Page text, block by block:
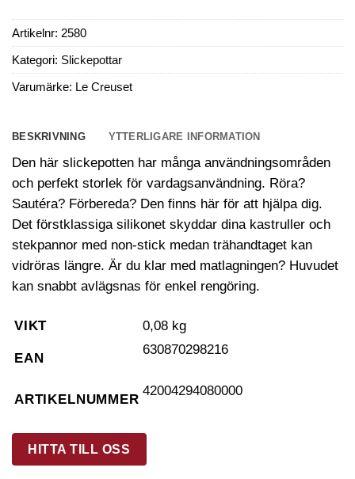
Artikelnr: 2580
Kategori: Slickepottar
Varumärke: Le Creuset
BESKRIVNING YTTERLIGARE INFORMATION
Den här slickepotten har många användningsområden
och perfekt storlek för vardagsanvändning. Röra?
Sautéra? Förbereda? Den finns här för att hjälpa dig.
Det förstklassiga silikonet skyddar dina kastruller och
stekpannor med non-stick medan trähandtaget kan
vidröras längre. Är du klar med matlagningen? Huvudet
kan snabbt avlägsnas för enkel rengöring.
VIKT 0,08 kg
EAN
630870298216
ARTIKELNUMMER
42004294080000
HITTA TILL OSS